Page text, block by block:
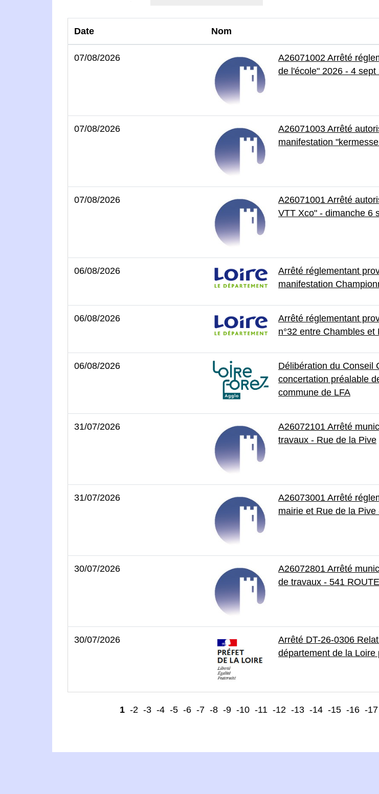
Date Nom
07/08/2026
A26071002 Arrêté
de l'école" 2026 - 4 sept
07/08/2026
A26071003 Arrêté
manifestation
07/08/2026
A26071001 Arrêté
VTT Xco" - dimanche 6
06/08/2026
Arrêté réglementant
manifestation
06/08/2026
Arrêté réglementant
n°32 entre Chambles et
06/08/2026
Délibération du Conseil
concertation préalable
commune de LFA
31/07/2026
A26072101 Arrêté
travaux - Rue de la Pive
31/07/2026
A26073001 Arrêté
mairie et Rue de la
30/07/2026
A26072801 Arrêté
de travaux - 541
30/07/2026
Arrêté DT-26-0306
département de la
1 -2 -3 -4 -5 -6 -7 -8 -9 -10 -11 -12 -13 -14 -15 -16 -17